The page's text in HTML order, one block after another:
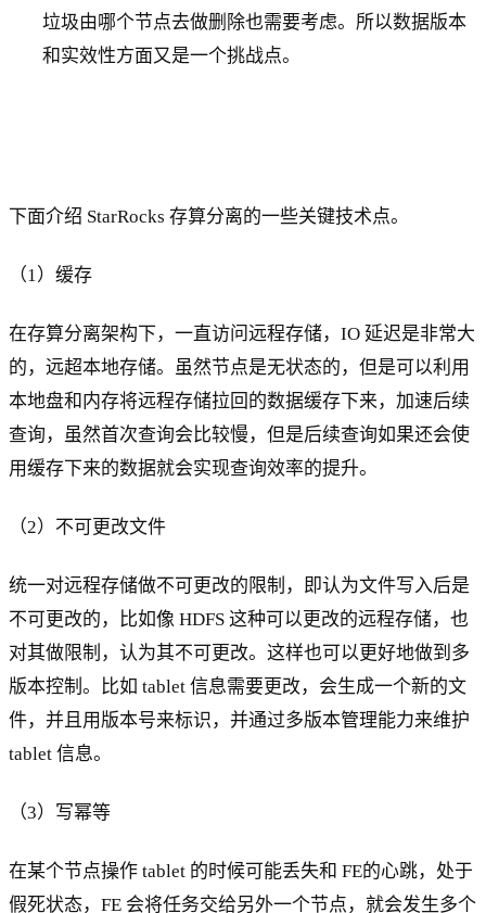
垃圾由哪个节点去做删除也需要考虑。所以数据版本
和实效性方面又是一个挑战点。
下面介绍 StarRocks 存算分离的一些关键技术点。
（1）缓存
在存算分离架构下，一直访问远程存储，IO 延迟是非常大
的，远超本地存储。虽然节点是无状态的，但是可以利用
本地盘和内存将远程存储拉回的数据缓存下来，加速后续
查询，虽然首次查询会比较慢，但是后续查询如果还会使
用缓存下来的数据就会实现查询效率的提升。
（2）不可更改文件
统一对远程存储做不可更改的限制，即认为文件写入后是
不可更改的，比如像 HDFS 这种可以更改的远程存储，也
对其做限制，认为其不可更改。这样也可以更好地做到多
版本控制。比如 tablet 信息需要更改，会生成一个新的文
件，并且用版本号来标识，并通过多版本管理能力来维护
tablet 信息。
（3）写幂等
在某个节点操作 tablet 的时候可能丢失和 FE的心跳，处于
假死状态，FE 会将任务交给另外一个节点，就会发生多个